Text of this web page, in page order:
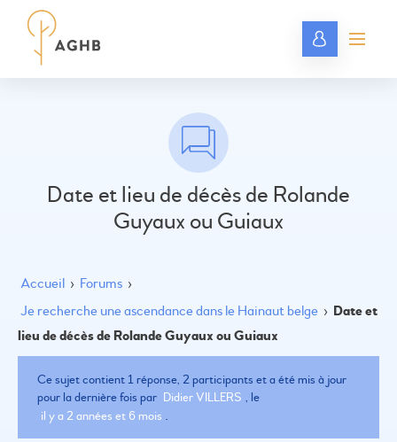
Date et lieu de décès de Rolande
Guyaux ou Guiaux
Accueil › Forums ›
Je recherche une ascendance dans le Hainaut belge › Date et
lieu de décès de Rolande Guyaux ou Guiaux
Ce sujet contient 1 réponse, 2 participants et a été mis à jour
pour la dernière fois par Didier VILLERS , le
il y a 2 années et 6 mois .